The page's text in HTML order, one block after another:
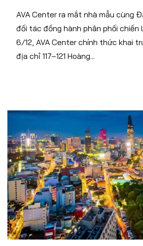
AVA Center ra mắt nhà mẫu cùng
đối tác đồng hành phân phối chiến
6/12, AVA Center chính thức khai
địa chỉ 117–121 Hoàng...